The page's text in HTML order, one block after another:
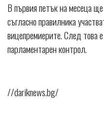
В първия петък на месеца
съгласно правилника
вицепремиерите. След това
парламентарен контрол.
//dariknews.bg/